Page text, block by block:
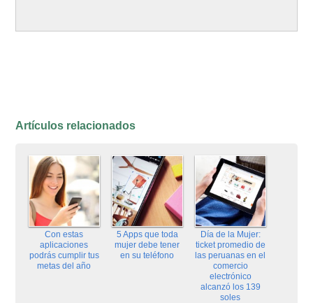
Artículos relacionados
Con estas
aplicaciones
podrás cumplir tus
metas del año
5 Apps que toda
mujer debe tener
en su teléfono
Día de la Mujer:
ticket promedio de
las peruanas en el
comercio
electrónico
alcanzó los 139
soles